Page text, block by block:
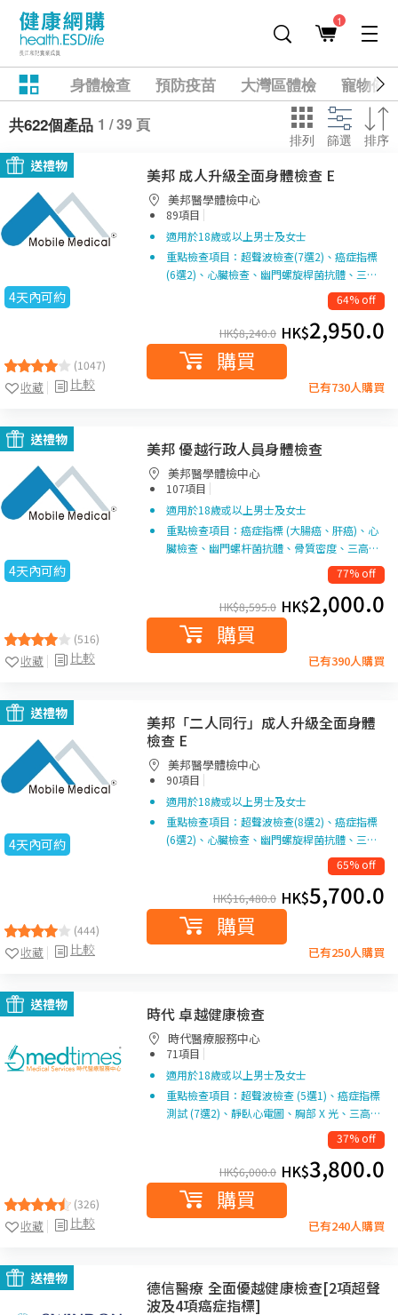
1
身體檢查 預防疫苗 大灣區體檢
寵物健
共622個產品 1 / 39 頁
排列 篩選
排序
送禮物
4天內可約
(1047)
比較
收藏
美邦 成人升級全面身體檢查 E
美邦醫學體檢中心
89項目 |
適用於18歲或以上男士及女士
重點檢查項目：超聲波檢查(7選2)、癌症指標
(6選2)、心臟檢查、幽門螺旋桿菌抗體、三…
64% off
HK$8,240.0 HK$2,950.0
購買
已有730人購買
送禮物
4天內可約
(516)
比較
收藏
美邦 優越行政人員身體檢查
美邦醫學體檢中心
107項目 |
適用於18歲或以上男士及女士
重點檢查項目：癌症指標 (大腸癌、肝癌)、心
臟檢查、幽門螺杆菌抗體、骨質密度、三高…
77% off
HK$8,595.0 HK$2,000.0
購買
已有390人購買
送禮物
4天內可約
(444)
比較
收藏
美邦「二人同行」成人升級全面身體
檢查 E
美邦醫學體檢中心
90項目 |
適用於18歲或以上男士及女士
重點檢查項目：超聲波檢查(8選2)、癌症指標
(6選2)、心臟檢查、幽門螺旋桿菌抗體、三…
65% off
HK$16,480.0 HK$5,700.0
購買
已有250人購買
送禮物
(326)
比較
收藏
時代 卓越健康檢查
時代醫療服務中心
71項目 |
適用於18歲或以上男士及女士
重點檢查項目：超聲波檢查 (5選1)、癌症指標
測試 (7選2)、靜臥心電圖、胸部 X 光、三高…
37% off
HK$6,000.0 HK$3,800.0
購買
已有240人購買
送禮物
德信醫療 全面優越健康檢查[2項超聲
波及4項癌症指標]